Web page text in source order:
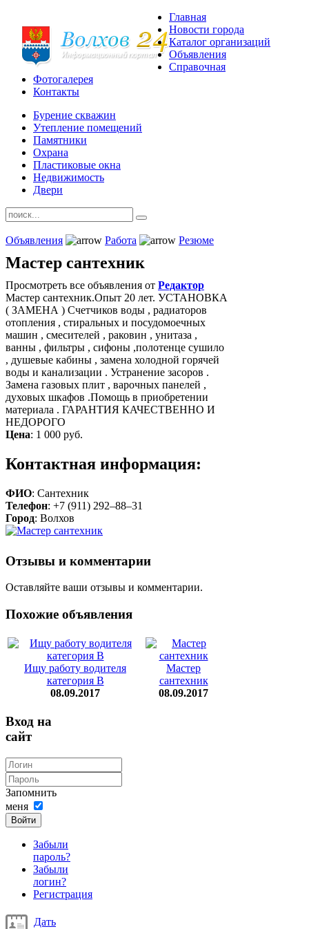
Главная
Новости города
Каталог организаций
Объявления
Справочная
Фотогалерея
Контакты
Бурение скважин
Утепление помещений
Памятники
Охрана
Пластиковые окна
Недвижимость
Двери
Объявления Работа Резюме
Мастер сантехник
Просмотреть все объявления от Редактор
Мастер сантехник.Опыт 20 лет. УСТАНОВКА
( ЗАМЕНА ) Счетчиков воды , радиаторов
отопления , стиральных и посудомоечных
машин , смесителей , раковин , унитаза ,
ванны , фильтры , сифоны ,полотенце сушило
, душевые кабины , замена холодной горячей
воды и канализации . Устранение засоров .
Замена газовых плит , варочных панелей ,
духовых шкафов .Помощь в приобретении
материала . ГАРАНТИЯ КАЧЕСТВЕННО И
НЕДОРОГО
Цена: 1 000 руб.
Контактная информация:
ФИО: Сантехник
Телефон: +7 (911) 292–88–31
Город: Волхов
Отзывы и комментарии
Оставляйте ваши отзывы и комментарии.
Похожие объявления
Ищу работу водителя
категория В
08.09.2017
Мастер
сантехник
08.09.2017
Вход на
сайт
Запомнить
меня
Войти
Забыли
пароль?
Забыли
логин?
Регистрация
Дать